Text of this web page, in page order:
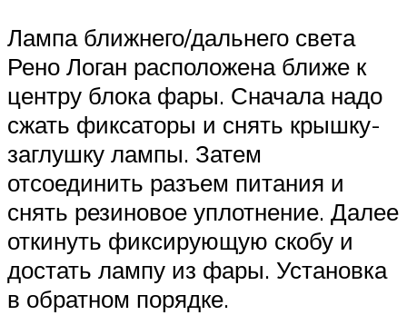
Лампа ближнего/дальнего света
Рено Логан расположена ближе к
центру блока фары. Сначала надо
сжать фиксаторы и снять крышку-
заглушку лампы. Затем
отсоединить разъем питания и
снять резиновое уплотнение. Далее
откинуть фиксирующую скобу и
достать лампу из фары. Установка
в обратном порядке.